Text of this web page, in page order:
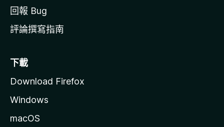
回報 Bug
評論撰寫指南
下載
Download Firefox
Windows
macOS